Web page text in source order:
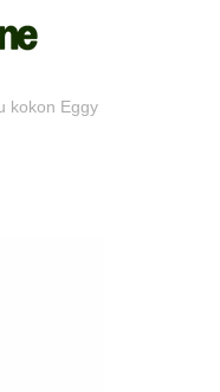
kokon Eggy